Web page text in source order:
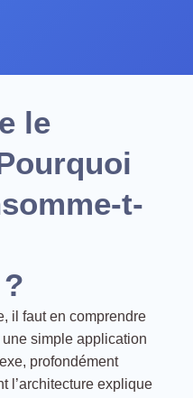
le
t-
il faut en comprendre
une simple application
profondément
l’architecture explique